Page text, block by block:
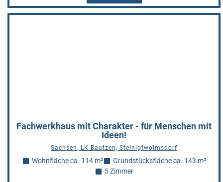
Fachwerkhaus mit Charakter - für Menschen mit
Ideen!
Sachsen, LK Bautzen, Steinigtwolmsdorf
Wohnfläche ca. 114 m²
Grundstücksfläche ca. 143 m²
5 Zimmer